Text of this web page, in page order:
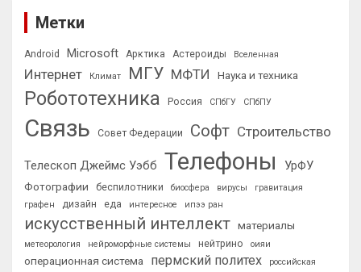
Метки
Android Microsoft Арктика Астероиды Вселенная
Интернет Климат МГУ МФТИ Наука и техника
Робототехника Россия СПбГУ СПбПУ
Связь Совет Федерации Софт Строительство
Телескоп Джеймс Уэбб Телефоны УрФУ
Фотографии беспилотники биосфера вирусы
гравитация
графен
дизайн еда интересное ипээ ран
искусственный интеллект материалы
метеорология нейроморфные системы нейтрино оияи
операционная система пермский политех
российская